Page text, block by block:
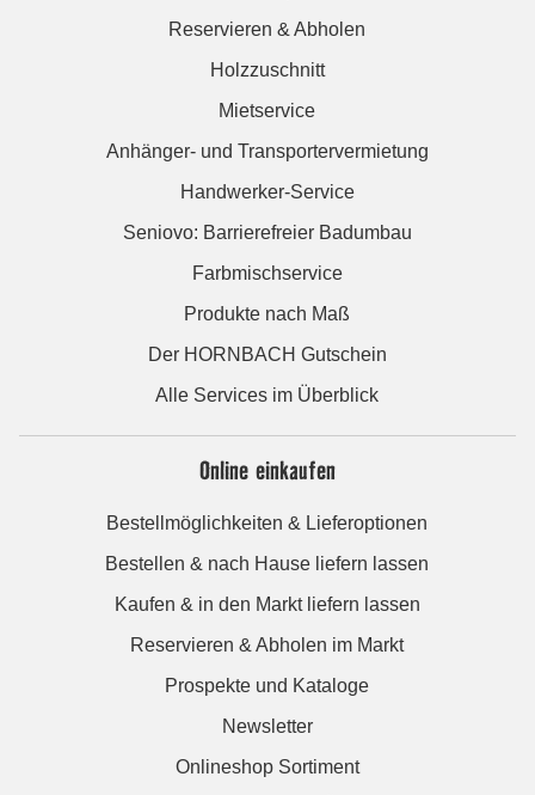
Reservieren & Abholen
Holzzuschnitt
Mietservice
Anhänger- und Transportervermietung
Handwerker-Service
Seniovo: Barrierefreier Badumbau
Farbmischservice
Produkte nach Maß
Der HORNBACH Gutschein
Alle Services im Überblick
Online einkaufen
Bestellmöglichkeiten & Lieferoptionen
Bestellen & nach Hause liefern lassen
Kaufen & in den Markt liefern lassen
Reservieren & Abholen im Markt
Prospekte und Kataloge
Newsletter
Onlineshop Sortiment